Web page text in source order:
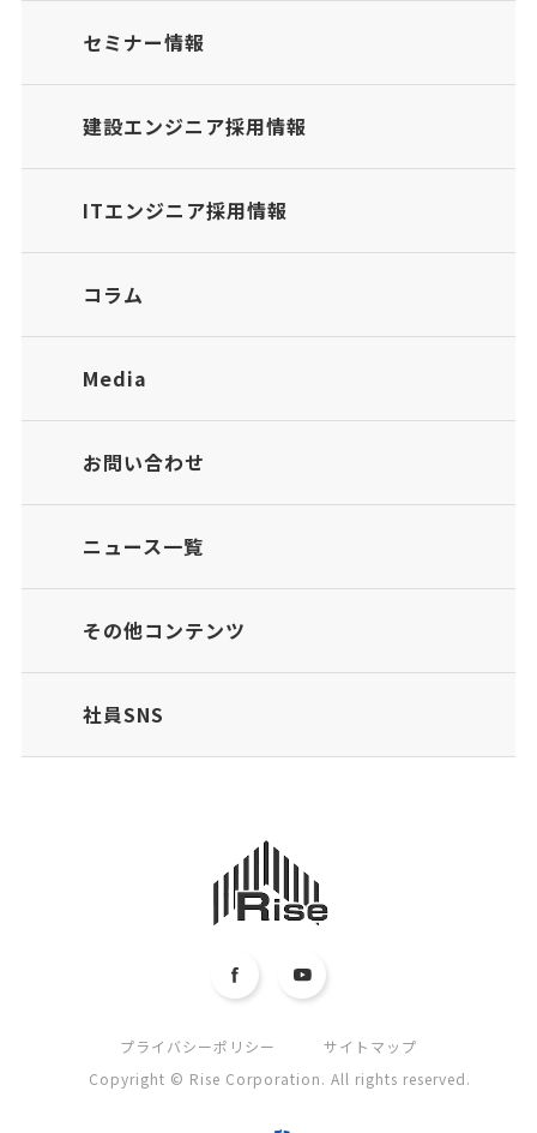
セミナー情報
建設エンジニア採用情報
ITエンジニア採用情報
コラム
Media
お問い合わせ
ニュース一覧
その他コンテンツ
社員SNS
プライバシーポリシー
サイトマップ
Copyright © Rise Corporation. All rights reserved.